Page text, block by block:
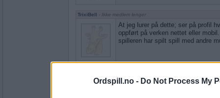
Ordspill.no - Do Not Process My
TrixiBell - Ikke medlem lenger
At jeg lurer på dette; ser på profil
oppført på verken nettet eller
spilleren har spilt spill med andre